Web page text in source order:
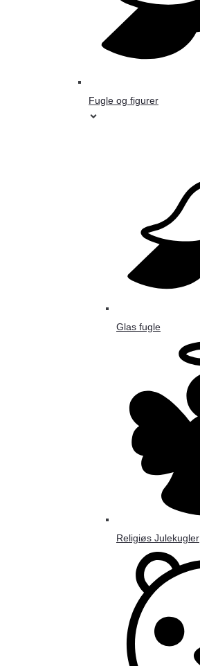
Fugle og figurer
Glas fugle
Religiøs Julekugler